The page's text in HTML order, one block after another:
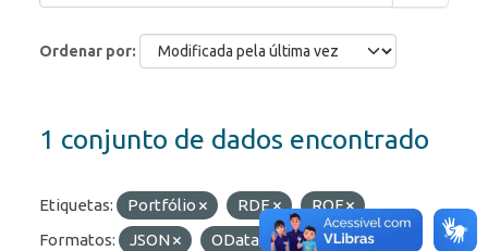
Ordenar por
1 conjunto de dados encontrado
Etiquetas: Portfólio RDE
ROF
Formatos:
JSON OData
Licenças: